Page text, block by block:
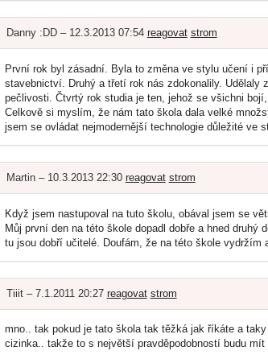
Danny :DD – 12.3.2013 07:54 reagovat strom
První rok byl zásadní. Byla to změna ve stylu učení i
stavebnictví. Druhý a třetí rok nás zdokonalily.
pečlivosti. Čtvrtý rok studia je ten, jehož se všichni
Celkově si myslím, že nám tato škola dala velké
jsem se ovládat nejmodernější technologie důležité
Martin – 10.3.2013 22:30 reagovat strom
Když jsem nastupoval na tuto školu, obával jsem se
Můj první den na této škole dopadl dobře a hned
tu jsou dobří učitelé. Doufám, že na této škole vydržím
Tiiit – 7.1.2011 20:27 reagovat strom
mno.. tak pokud je tato škola tak těžká jak říkáte a
cizinka.. takže to s největší pravděpodobností budu